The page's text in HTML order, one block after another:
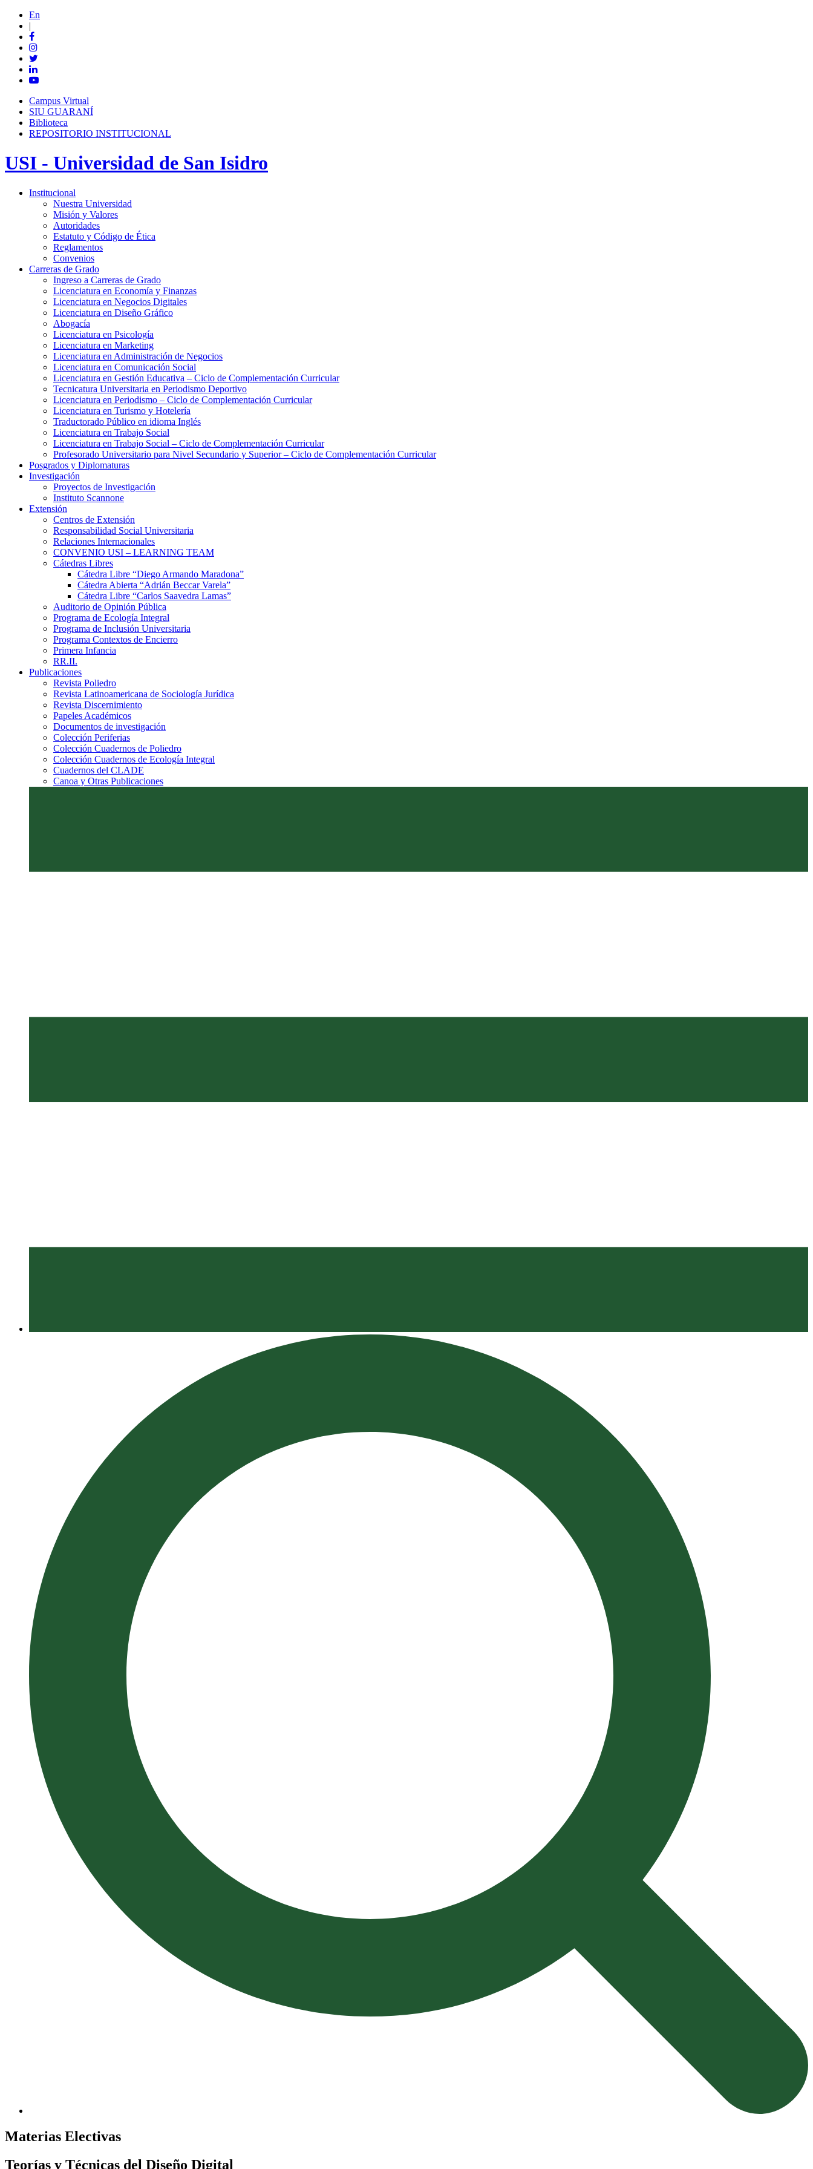
En
|
Campus Virtual
SIU GUARANÍ
Biblioteca
REPOSITORIO INSTITUCIONAL
USI - Universidad de San Isidro
Institucional
Nuestra Universidad
Misión y Valores
Autoridades
Estatuto y Código de Ética
Reglamentos
Convenios
Carreras de Grado
Ingreso a Carreras de Grado
Licenciatura en Economía y Finanzas
Licenciatura en Negocios Digitales
Licenciatura en Diseño Gráfico
Abogacía
Licenciatura en Psicología
Licenciatura en Marketing
Licenciatura en Administración de Negocios
Licenciatura en Comunicación Social
Licenciatura en Gestión Educativa – Ciclo de Complementación Curricular
Tecnicatura Universitaria en Periodismo Deportivo
Licenciatura en Periodismo – Ciclo de Complementación Curricular
Licenciatura en Turismo y Hotelería
Traductorado Público en idioma Inglés
Licenciatura en Trabajo Social
Licenciatura en Trabajo Social – Ciclo de Complementación Curricular
Profesorado Universitario para Nivel Secundario y Superior – Ciclo de Complementación Curricular
Posgrados y Diplomaturas
Investigación
Proyectos de Investigación
Instituto Scannone
Extensión
Centros de Extensión
Responsabilidad Social Universitaria
Relaciones Internacionales
CONVENIO USI – LEARNING TEAM
Cátedras Libres
Cátedra Libre “Diego Armando Maradona”
Cátedra Abierta “Adrián Beccar Varela”
Cátedra Libre “Carlos Saavedra Lamas”
Auditorio de Opinión Pública
Programa de Ecología Integral
Programa de Inclusión Universitaria
Programa Contextos de Encierro
Primera Infancia
RR.II.
Publicaciones
Revista Poliedro
Revista Latinoamericana de Sociología Jurídica
Revista Discernimiento
Papeles Académicos
Documentos de investigación
Colección Periferias
Colección Cuadernos de Poliedro
Colección Cuadernos de Ecología Integral
Cuadernos del CLADE
Canoa y Otras Publicaciones
Materias Electivas
Teorías y Técnicas del Diseño Digital